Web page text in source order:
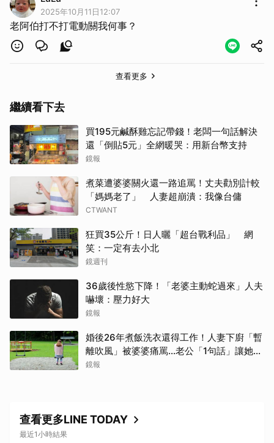
2025年10月11日12:07
老阿伯打不打電動關我何事？
查看更多
繼續看下去
買195元鹹酥雞忘記帶錢！老闆一句話解決
還「倒貼5元」全網暖哭：用新台幣支持
鏡報
煮菜遭婆婆關火還一路追罵！丈夫勸別計較
「媽媽老了」 人妻超崩潰：我像台傭
CTWANT
狂買35公斤！日人曬「超台戰利品」 網
笑：一定有去小北
鏡週刊
36歲後性慾下降！「老婆主動蛇過來」人夫
嚇壞：壓力好大
鏡報
婚後26年煮飯洗衣還得工作！人妻下廚「暫
離吹風」被婆婆痛罵…老公「1句話」讓她心
寒
鏡報
查看更多LINE TODAY
最近1小時結果